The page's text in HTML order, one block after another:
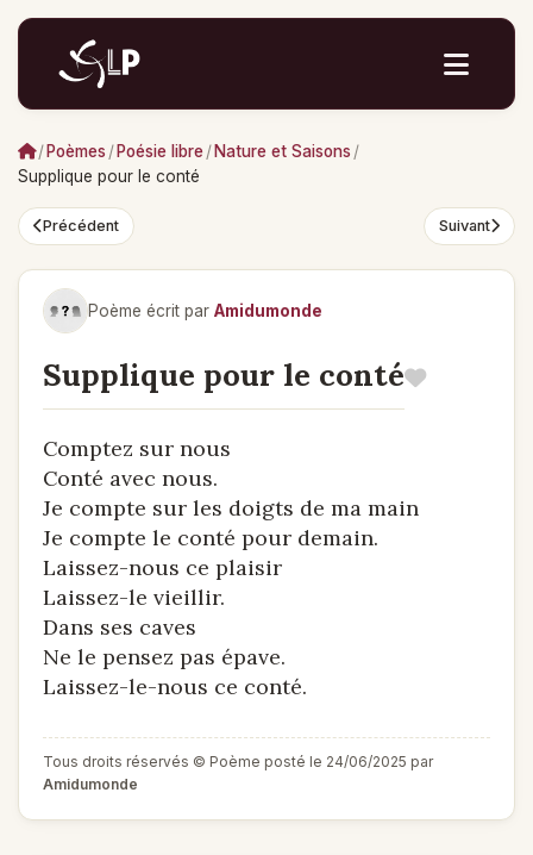
/ Poèmes / Poésie libre/ Nature et Saisons /
Supplique pour le conté
Précédent Suivant
Poème écrit par Amidumonde
Supplique pour le conté
Comptez sur nous
Conté avec nous.
Je compte sur les doigts de ma main
Je compte le conté pour demain.
Laissez-nous ce plaisir
Laissez-le vieillir.
Dans ses caves
Ne le pensez pas épave.
Laissez-le-nous ce conté.
Tous droits réservés © Poème posté le 24/06/2025 par
Amidumonde